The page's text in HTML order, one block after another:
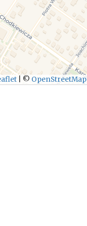
© OpenStreetMap